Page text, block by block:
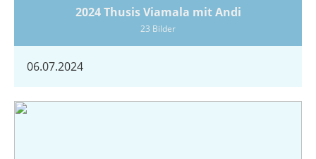
2024 Thusis Viamala mit Andi
23 Bilder
06.07.2024